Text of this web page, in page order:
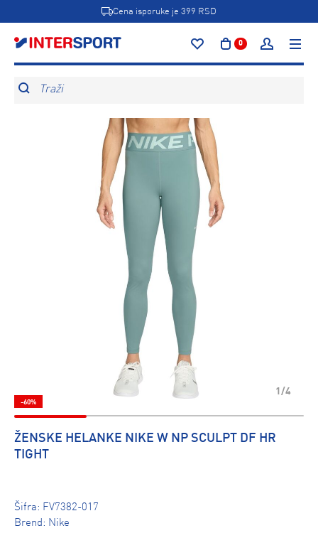
Cena isporuke je 399 RSD
0
Traži
1/4
-60%
ŽENSKE HELANKE NIKE W NP SCULPT DF HR
TIGHT
Šifra: FV7382-017
Brend: Nike